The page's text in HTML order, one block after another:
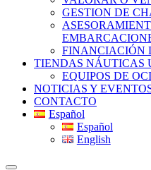
GESTION DE
FINANCIACIÓN
TIENDAS NÁUTICAS
EQUIPOS DE
NOTICIAS Y
CONTACTO
Español
Español
English